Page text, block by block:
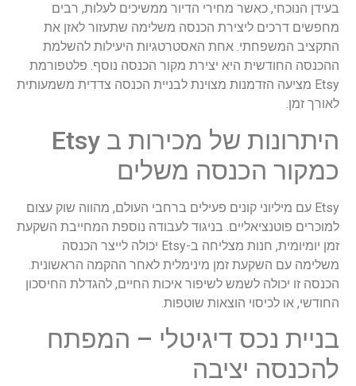
בעידן הנוכחי, כאשר מחירי הדיור ממשיכים לעלות, רבים
מחפשים דרכים ליצירת הכנסה משלימה שתעזור לאזן את
התקציב המשפחתי. אחת האסטרטגיות היעילות להשלמת
ההכנסה החודשית היא יצירת מקור הכנסה נוסף. פלטפורמת
Etsy מציעה הזדמנות מצוינת לבניית הכנסה צדדית משמעותית
לאורך זמן.
היתרונות של מכירות ב Etsy
כמקור הכנסה משלים
Etsy עם מיליוני קונים פעילים ברחבי העולם, מהווה שוק עצום
למוכרים פוטנציאליים. בניגוד לעבודה נוספת המחייבת השקעת
זמן יומיומית, חנות מצליחה ב-Etsy יכולה לייצר הכנסה
משלימה עם השקעת זמן מינימלית לאחר ההקמה הראשונית.
הכנסה זו יכולה לשמש לשיפור איכות החיים, להגדלת החיסכון
החודשי, או לכיסוי הוצאות שוטפות.
בניית נכס דיגיטלי – המפתח
להכנסה יציבה